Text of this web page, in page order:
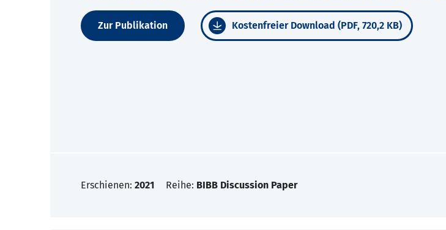
Zur Publikation Kostenfreier Download (PDF, 720,2 KB)
Erschienen: 2021 Reihe: BIBB Discussion Paper